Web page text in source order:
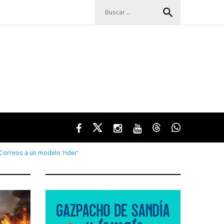
search
FacebookTwitterInstagramYoutubeThreadsWhatsApp
a un modelo ‘rider’